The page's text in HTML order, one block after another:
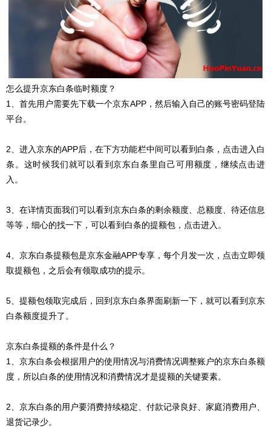
怎么提升京东白条临时额度？
1、首先用户需要先下载一个京东APP，然后输入自己的账号密码登陆
平台。
2、进入京东的APP后，在下方功能栏中间可以看到白条，点击进入白
条。这时候我们就可以看到京东白条里自己可用额度，继续点击进
入。
3、在详情页面我们可以看到京东白条的剩余额度、总额度、待还信息
等等，细心的找一下，可以看到白条的提额包，点击进入。
4、京东白条提额包是京东金融APP专享，每个月发一次，点击立即领
取提额包，之后会有领取成功的提示。
5、提额包领取完成后，回到京东白条界面刷新一下，就可以看到京东
白条额度提升了。
京东白条提额的条件是什么？
1、京东白条会根据用户的使用情况与消费情况调整账户的京东白条额
度，所以白条的使用情况和消费情况才是提额的关键要素。
2、京东白条的用户要消费持续稳定、付款记录良好、家庭消费用户、
退货记录少。